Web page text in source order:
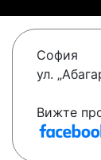
София
ул.
Вижте